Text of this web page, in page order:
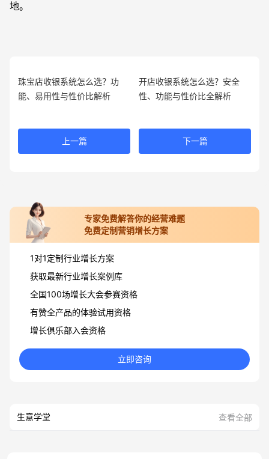
地。
珠宝店收银系统怎么选？功
能、易用性与性价比解析
上一篇
开店收银系统怎么选？安全
性、功能与性价比全解析
下一篇
专家免费解答你的经营难题
免费定制营销增长方案
1对1定制行业增长方案
获取最新行业增长案例库
全国100场增长大会参赛资格
有赞全产品的体验试用资格
增长俱乐部入会资格
立即咨询
生意学堂 查看全部